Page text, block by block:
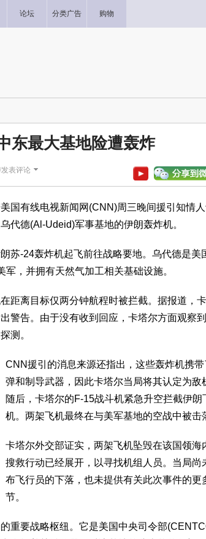
论坛 分类广告 购物
东最大基地险遭轰炸
表评论
国有线电视新闻网(CNN)周三晚间援引知情
代德(Al-Udeid)军事基地的伊朗轰炸机。
苏-24轰炸机起飞前往战略要地。乌代德是美
，并拥有天然气加工相关基础设施。
距离目标仅两分钟航程时被拦截。据报道，
警告。由于没有收到回应，卡塔尔方面观察
测。
CNN援引的消息来源还指出，这些轰炸机携
弹和制导武器，因此卡塔尔当局将其认定为敌
随后，卡塔尔的F-15战斗机紧急升空拦截伊朗
机。两架飞机最终在与美军基地的空战中被击
卡塔尔外交部证实，两架飞机坠毁在该国领海
搜救行动已经展开，以寻找机组人员。当局尚
布飞行员的下落，也未提供有关此次事件的更
节。
重要战略枢纽。它是美国中央司令部